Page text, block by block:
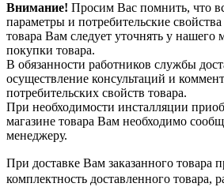
Внимание! Просим Вас помнить, что
параметры и потребительские
товара Вам следует уточнять у нашего
покупки товара.
В обязанности работников службы
осуществление консультаций и
потребительских свойств товара.
При необходимости инсталляции
магазине товара Вам необходимо
менеджеру.
При доставке Вам заказанного товара
комплектность доставленного товара,